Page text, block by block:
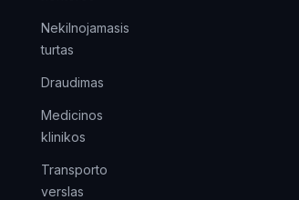
Nekilnojamasis
turtas
Draudimas
Medicinos
klinikos
Transporto
verslas